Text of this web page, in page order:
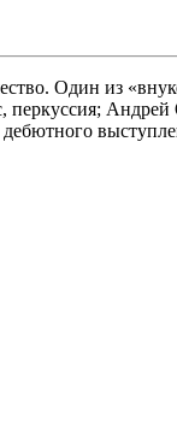
Один из
дебютного